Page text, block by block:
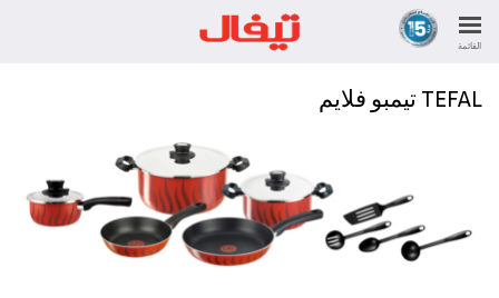
القائمة
TEFAL تيمبو فلايم